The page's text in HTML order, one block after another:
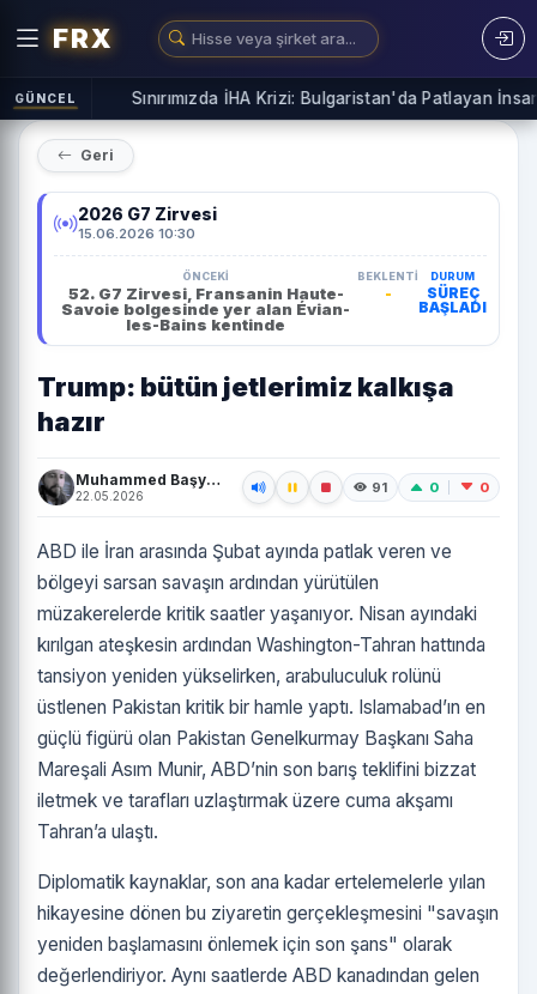
FRX
GÜNCEL Sınırımızda İHA Krizi: Bulgaristan'da Patlayan
Geri
2026 G7 Zirvesi
15.06.2026 10:30
ÖNCEKI
52. G7 Zirvesi, Fransanin Haute-
Savoie bolgesinde yer alan Évian-
les-Bains kentinde
BEKLENTI
-
DURUM
SÜREÇ
BAŞLADI
Trump: bütün jetlerimiz kalkışa
hazır
Muhammed Başyiğit
22.05.2026 91 0 0
ABD ile İran arasında Şubat ayında patlak veren ve
bölgeyi sarsan savaşın ardından yürütülen
müzakerelerde kritik saatler yaşanıyor. Nisan ayındaki
kırılgan ateşkesin ardından Washington-Tahran hattında
tansiyon yeniden yükselirken, arabuluculuk rolünü
üstlenen Pakistan kritik bir hamle yaptı. Islamabad’ın en
güçlü figürü olan Pakistan Genelkurmay Başkanı Saha
Mareşali Asım Munir, ABD’nin son barış teklifini bizzat
iletmek ve tarafları uzlaştırmak üzere cuma akşamı
Tahran’a ulaştı.
Diplomatik kaynaklar, son ana kadar ertelemelerle yılan
hikayesine dönen bu ziyaretin gerçekleşmesini "savaşın
yeniden başlamasını önlemek için son şans" olarak
değerlendiriyor. Aynı saatlerde ABD kanadından gelen